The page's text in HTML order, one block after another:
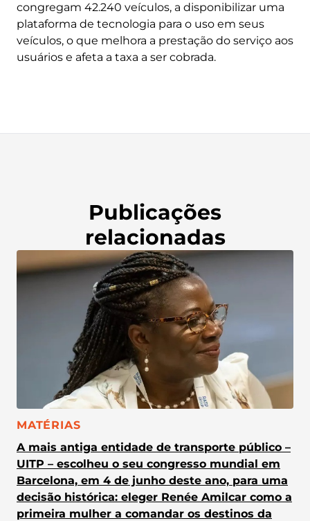
congregam 42.240 veículos, a disponibilizar uma
plataforma de tecnologia para o uso em seus
veículos, o que melhora a prestação do serviço aos
usuários e afeta a taxa a ser cobrada.
Publicações
relacionadas
CATEGORIA:
MATÉRIAS
A mais antiga entidade de transporte público –
UITP – escolheu o seu congresso mundial em
Barcelona, em 4 de junho deste ano, para uma
decisão histórica: eleger Renée Amilcar como a
primeira mulher a comandar os destinos da